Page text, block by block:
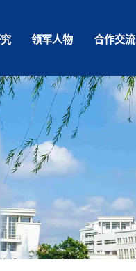
领军人物 合作交流